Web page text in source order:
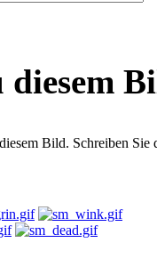
diesem
Bild. Schreiben Sie